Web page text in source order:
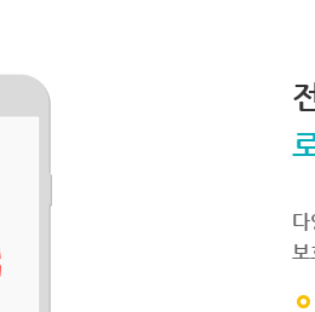
다
보